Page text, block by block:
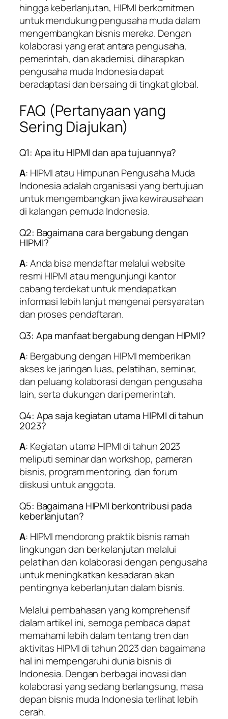
hingga keberlanjutan, HIPMI berkomitmen
untuk mendukung pengusaha muda dalam
mengembangkan bisnis mereka. Dengan
kolaborasi yang erat antara pengusaha,
pemerintah, dan akademisi, diharapkan
pengusaha muda Indonesia dapat
beradaptasi dan bersaing di tingkat global.
FAQ (Pertanyaan yang
Sering Diajukan)
Q1: Apa itu HIPMI dan apa tujuannya?
A: HIPMI atau Himpunan Pengusaha Muda
Indonesia adalah organisasi yang bertujuan
untuk mengembangkan jiwa kewirausahaan
di kalangan pemuda Indonesia.
Q2: Bagaimana cara bergabung dengan
HIPMI?
A: Anda bisa mendaftar melalui website
resmi HIPMI atau mengunjungi kantor
cabang terdekat untuk mendapatkan
informasi lebih lanjut mengenai persyaratan
dan proses pendaftaran.
Q3: Apa manfaat bergabung dengan HIPMI?
A: Bergabung dengan HIPMI memberikan
akses ke jaringan luas, pelatihan, seminar,
dan peluang kolaborasi dengan pengusaha
lain, serta dukungan dari pemerintah.
Q4: Apa saja kegiatan utama HIPMI di tahun
2023?
A: Kegiatan utama HIPMI di tahun 2023
meliputi seminar dan workshop, pameran
bisnis, program mentoring, dan forum
diskusi untuk anggota.
Q5: Bagaimana HIPMI berkontribusi pada
keberlanjutan?
A: HIPMI mendorong praktik bisnis ramah
lingkungan dan berkelanjutan melalui
pelatihan dan kolaborasi dengan pengusaha
untuk meningkatkan kesadaran akan
pentingnya keberlanjutan dalam bisnis.
Melalui pembahasan yang komprehensif
dalam artikel ini, semoga pembaca dapat
memahami lebih dalam tentang tren dan
aktivitas HIPMI di tahun 2023 dan bagaimana
hal ini mempengaruhi dunia bisnis di
Indonesia. Dengan berbagai inovasi dan
kolaborasi yang sedang berlangsung, masa
depan bisnis muda Indonesia terlihat lebih
cerah.